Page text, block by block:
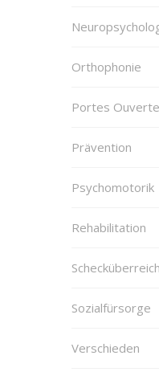
Orthophonie
Portes
Prävention
Psychomotorik
Rehabilitation
Sozialfürsorge
Verschieden